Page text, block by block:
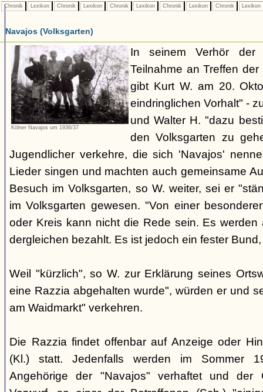
Chronik Lexikon Chronik Lexikon Chronik Lexikon Chronik Lexikon Chronik Lexikon
Navajos (Volksgarten)
Kölner Navajos um 1936/37
In seinem Verhör der
Teilnahme an Treffen
gibt Kurt W. am 20.
eindringlichen Vorhalt" -
und Walter H. "dazu
den Volksgarten zu
Jugendlicher verkehre, die sich 'Navajos'
Lieder singen und machten auch gemeinsame
Besuch im Volksgarten, so W. weiter, sei er
im Volksgarten gewesen. "Von einer
oder Kreis kann nicht die Rede sein. Es
dergleichen bezahlt. Es ist jedoch ein fester
Weil "kürzlich", so W. zur Erklärung seines
eine Razzia abgehalten wurde", würden er und
am Waidmarkt" verkehren.
Die Razzia findet offenbar auf Anzeige oder
(Kl.) statt. Jedenfalls werden im Sommer
Angehörige der "Navajos" verhaftet und der